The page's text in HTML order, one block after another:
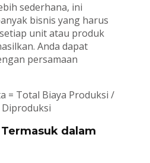
sederhana, ini
bisnis yang harus
unit atau produk
Anda dapat
persamaan
= Total Biaya Produksi /
dalam